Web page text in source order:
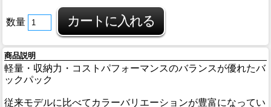
数量
商品説明
軽量・収納力・コストパフォーマンスのバランスが優れたバ
ックパック
従来モデルに比べてカラーバリエーションが豊富になってい